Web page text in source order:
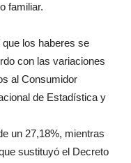
familiar.
los haberes se
con las variaciones
al Consumidor
de Estadística y
un 27,18%, mientras
sustituyó el Decreto